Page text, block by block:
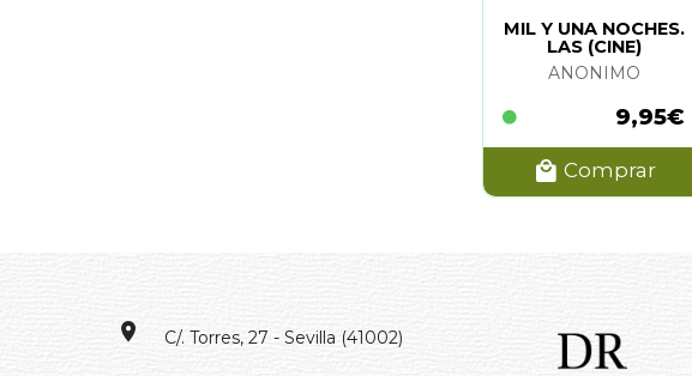
MIL Y UNA NOCHES.
LAS (CINE)
ANONIMO
9,95€
Comprar
C/. Torres, 27 - Sevilla (41002)